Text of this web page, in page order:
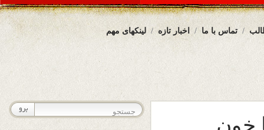
لینکهای مهم اخبار تازه تماس با ما
خون